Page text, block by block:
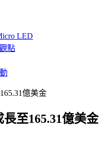
LED
點
億美金
至165.31億美金